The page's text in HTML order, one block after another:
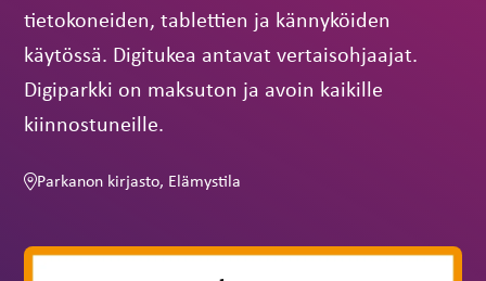
tietokoneiden, tablettien ja kännyköiden
käytössä. Digitukea antavat vertaisohjaajat.
Digiparkki on maksuton ja avoin kaikille
kiinnostuneille.
Parkanon kirjasto, Elämystila